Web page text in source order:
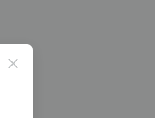
Close